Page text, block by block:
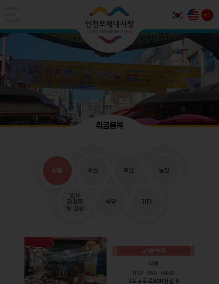
취급품목
식품 수산 축산 농산
의류
화장품
및 잡화
식당 기타
궁중떡집
식품
032-468-5088
3호구포로800번길 8